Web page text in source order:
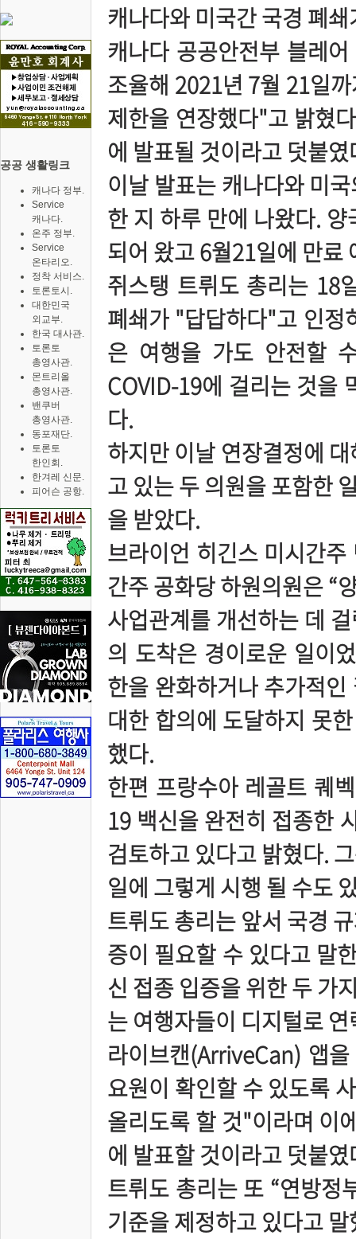
공공 생활링크
캐나다 정부.
Service
캐나다.
온주 정부.
Service
온타리오.
정착 서비스.
토론토시.
대한민국
외교부.
한국 대사관.
토론토
총영사관.
몬트리올
총영사관.
밴쿠버
총영사관.
동포재단.
토론토
한인회.
한겨레 신문.
피어슨 공항.
캐나다와 미국간 국경 폐
캐나다 공공안전부 블레
조율해 2021년 7월 21일
제한을 연장했다"고 밝혔
에 발표될 것이라고 덧붙였
이날 발표는 캐나다와 미
한 지 하루 만에 나왔다.
되어 왔고 6월21일에 만료
쥐스탱 트뤼도 총리는 18
폐쇄가 "답답하다"고 인정
은 여행을 가도 안전할
COVID-19에 걸리는 것을
다.
하지만 이날 연장결정에
고 있는 두 의원을 포함한
을 받았다.
브라이언 히긴스 미시간
간주 공화당 하원의원은 “
사업관계를 개선하는 데
의 도착은 경이로운 일이
한을 완화하거나 추가적
대한 합의에 도달하지 못
했다.
한편 프랑수아 레골트 퀘
19 백신을 완전히 접종한
검토하고 있다고 밝혔다.
일에 그렇게 시행 될 수도
트뤼도 총리는 앞서 국경
증이 필요할 수 있다고 말
신 접종 입증을 위한 두 가
는 여행자들이 디지털로
라이브캔(ArriveCan) 앱
요원이 확인할 수 있도록
올리도록 할 것"이라며 이
에 발표할 것이라고 덧붙였
트뤼도 총리는 또 “연방정
기준을 제정하고 있다고